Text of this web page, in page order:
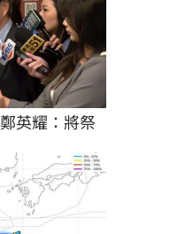
英耀：將祭